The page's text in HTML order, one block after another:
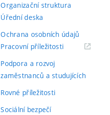
Organizační struktura
Úřední deska
Ochrana osobních údajů
Pracovní příležitosti(externí
Podpora a rozvoj
zaměstnanců a studujících
Rovné příležitosti
Sociální bezpečí